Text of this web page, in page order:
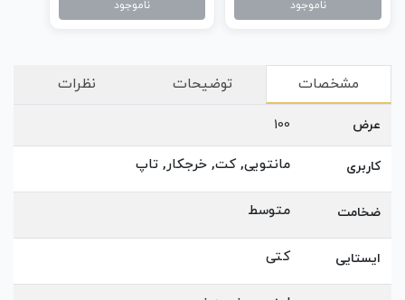
ناموجود ناموجود
مشخصات توضیحات نظرات
عرض 100
کاربری مانتویی, کت, خرجکار, تاپ
ضخامت متوسط
ایستایی کتی